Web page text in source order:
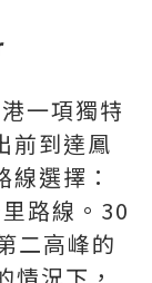
一項獨特
前到達鳳
選擇：
路線。30
二高峰的